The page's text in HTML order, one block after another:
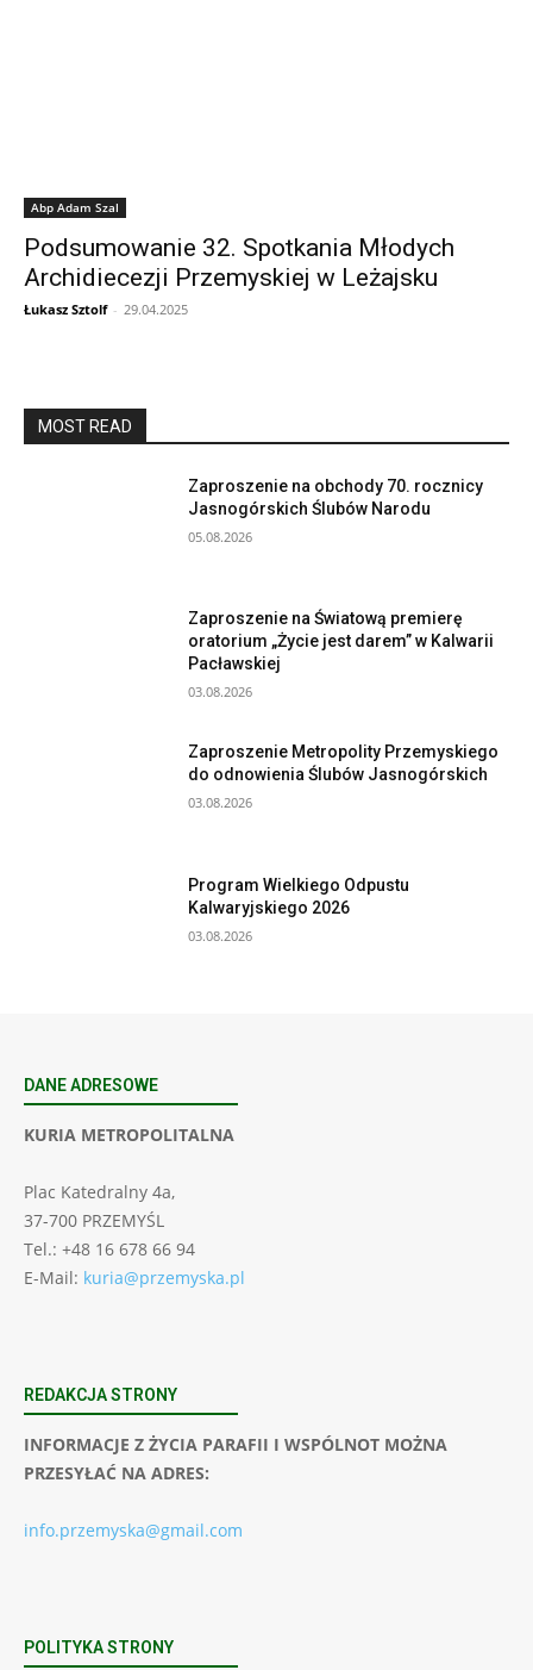
Abp Adam Szal
Podsumowanie 32. Spotkania Młodych
Archidiecezji Przemyskiej w Leżajsku
Łukasz Sztolf - 29.04.2025
MOST READ
Zaproszenie na obchody 70. rocznicy
Jasnogórskich Ślubów Narodu
05.08.2026
Zaproszenie na Światową premierę
oratorium „Życie jest darem” w Kalwarii
Pacławskiej
03.08.2026
Zaproszenie Metropolity Przemyskiego
do odnowienia Ślubów Jasnogórskich
03.08.2026
Program Wielkiego Odpustu
Kalwaryjskiego 2026
03.08.2026
DANE ADRESOWE
KURIA METROPOLITALNA
Plac Katedralny 4a,
37-700 PRZEMYŚL
Tel.: +48 16 678 66 94
E-Mail: kuria@przemyska.pl
REDAKCJA STRONY
INFORMACJE Z ŻYCIA PARAFII I WSPÓLNOT MOŻNA
PRZESYŁAĆ NA ADRES:
info.przemyska@gmail.com
POLITYKA STRONY